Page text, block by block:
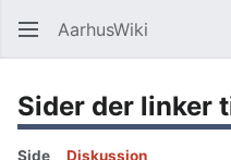
AarhusWiki
Sider der linker
Side Diskussion